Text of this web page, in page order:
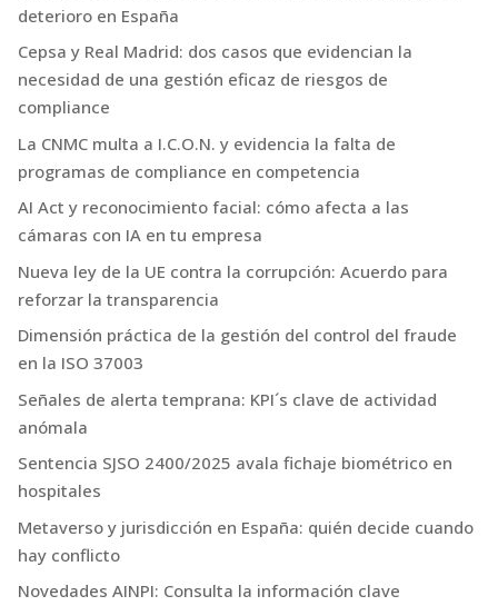
deterioro en España
Cepsa y Real Madrid: dos casos que evidencian la
necesidad de una gestión eficaz de riesgos de
compliance
La CNMC multa a I.C.O.N. y evidencia la falta de
programas de compliance en competencia
AI Act y reconocimiento facial: cómo afecta a las
cámaras con IA en tu empresa
Nueva ley de la UE contra la corrupción: Acuerdo para
reforzar la transparencia
Dimensión práctica de la gestión del control del fraude
en la ISO 37003
Señales de alerta temprana: KPI´s clave de actividad
anómala
Sentencia SJSO 2400/2025 avala fichaje biométrico en
hospitales
Metaverso y jurisdicción en España: quién decide cuando
hay conflicto
Novedades AINPI: Consulta la información clave